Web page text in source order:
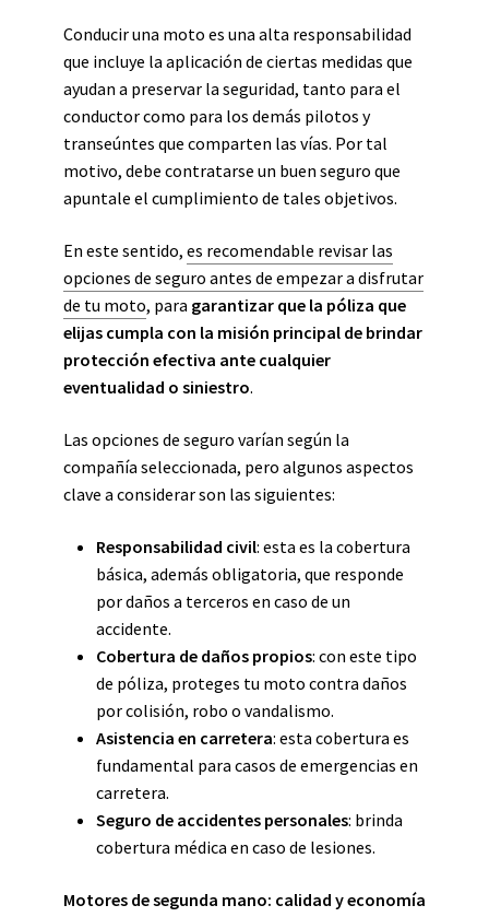
Conducir una moto es una alta responsabilidad
que incluye la aplicación de ciertas medidas que
ayudan a preservar la seguridad, tanto para el
conductor como para los demás pilotos y
transeúntes que comparten las vías. Por tal
motivo, debe contratarse un buen seguro que
apuntale el cumplimiento de tales objetivos.
En este sentido, es recomendable revisar las
opciones de seguro antes de empezar a disfrutar
de tu moto, para garantizar que la póliza que
elijas cumpla con la misión principal de brindar
protección efectiva ante cualquier
eventualidad o siniestro.
Las opciones de seguro varían según la
compañía seleccionada, pero algunos aspectos
clave a considerar son las siguientes:
Responsabilidad civil: esta es la cobertura
básica, además obligatoria, que responde
por daños a terceros en caso de un
accidente.
Cobertura de daños propios: con este tipo
de póliza, proteges tu moto contra daños
por colisión, robo o vandalismo.
Asistencia en carretera: esta cobertura es
fundamental para casos de emergencias en
carretera.
Seguro de accidentes personales: brinda
cobertura médica en caso de lesiones.
Motores de segunda mano: calidad y economía